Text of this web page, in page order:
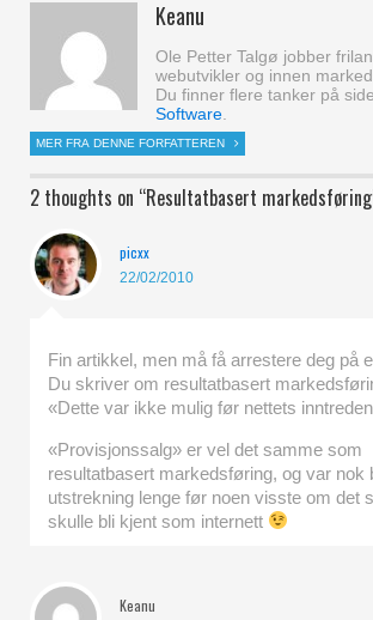
Keanu
Ole Petter Talgø jobber
webutvikler og innen
Du finner flere tanker på
Software
MER FRA DENNE FORFATTEREN
2 thoughts on “Resultatbasert markedsføring
picxx
22/02/2010
Fin artikkel, men må få arrestere deg på
Du skriver om resultatbasert
«Dette var ikke mulig før nettets
«Provisjonssalg» er vel det samme som
resultatbasert markedsføring, og var nok
utstrekning lenge før noen visste om det
skulle bli kjent som internett
Keanu